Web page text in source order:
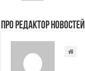
Про Редактор Новостей